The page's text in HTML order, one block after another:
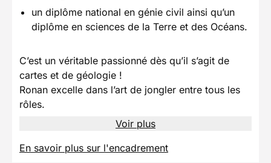
un diplôme national en génie civil ainsi qu’un
diplôme en sciences de la Terre et des Océans.
C’est un véritable passionné dès qu’il s’agit de
cartes et de géologie !
Ronan excelle dans l’art de jongler entre tous les
rôles.
Voir plus
En savoir plus sur l'encadrement